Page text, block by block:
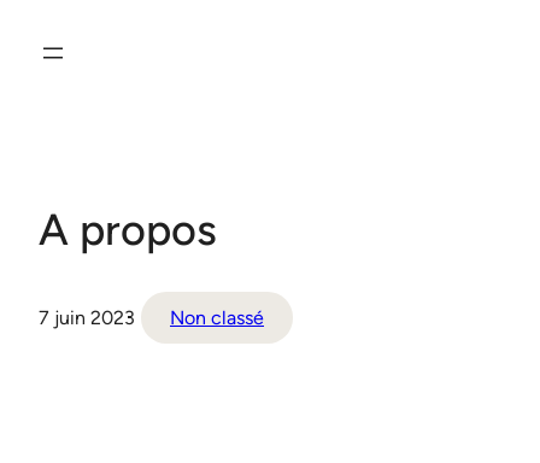
A propos
7 juin 2023 Non classé